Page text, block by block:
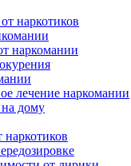
наркотиков
наркомании
лечение наркомании
дому
наркотиков